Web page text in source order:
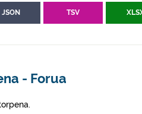
JSON TSV
- Forua